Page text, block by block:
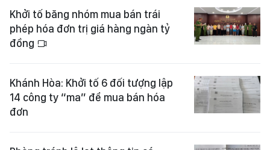
Khởi tố băng nhóm mua bán trái
phép hóa đơn trị giá hàng ngàn tỷ
đồng
Khánh Hòa: Khởi tố 6 đối tượng lập
14 công ty “ma” để mua bán hóa
đơn